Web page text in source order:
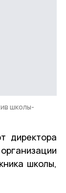
школы-
директора
школы,